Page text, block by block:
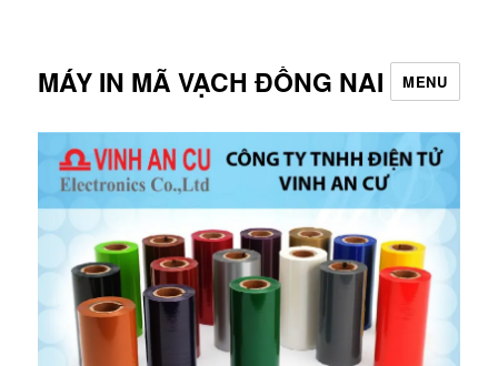
MÁY IN MÃ VẠCH ĐỒNG NAI MENU